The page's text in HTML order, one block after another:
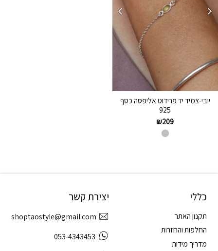
יובי-צמיד יד פרידוט אליפסה כסף
925
₪209
כללי
תקנון האתר
החלפות והחזרות
מדריך מידות
יצירת קשר
shoptaostyle@gmail.com
053-4343453